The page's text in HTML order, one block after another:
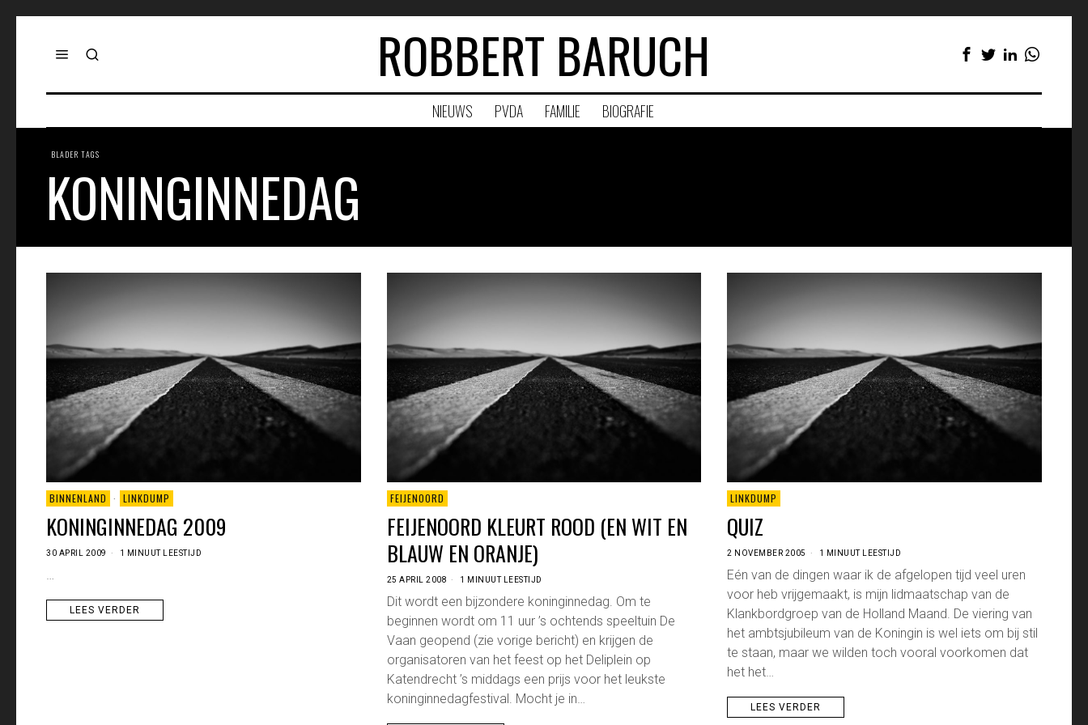
ROBBERT BARUCH
NIEUWS PVDA FAMILIE BIOGRAFIE
BLADER TAGS
KONINGINNEDAG
BINNENLAND · LINKDUMP
KONINGINNEDAG 2009
30 APRIL 2009 1 MINUUT LEESTIJD
…
LEES VERDER
FEIJENOORD
FEIJENOORD KLEURT ROOD (EN WIT EN
BLAUW EN ORANJE)
25 APRIL 2008 1 MINUUT LEESTIJD
Dit wordt een bijzondere koninginnedag. Om te
beginnen wordt om 11 uur ’s ochtends speeltuin De
Vaan geopend (zie vorige bericht) en krijgen de
organisatoren van het feest op het Deliplein op
Katendrecht ’s middags een prijs voor het leukste
koninginnedagfestival. Mocht je in…
LINKDUMP
QUIZ
2 NOVEMBER 2005 1 MINUUT LEESTIJD
Eén van de dingen waar ik de afgelopen tijd veel uren
voor heb vrijgemaakt, is mijn lidmaatschap van de
Klankbordgroep van de Holland Maand. De viering van
het ambtsjubileum van de Koningin is wel iets om bij stil
te staan, maar we wilden toch vooral voorkomen dat
het het…
LEES VERDER